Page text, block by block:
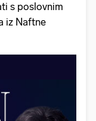
s poslovnim
iz Naftne